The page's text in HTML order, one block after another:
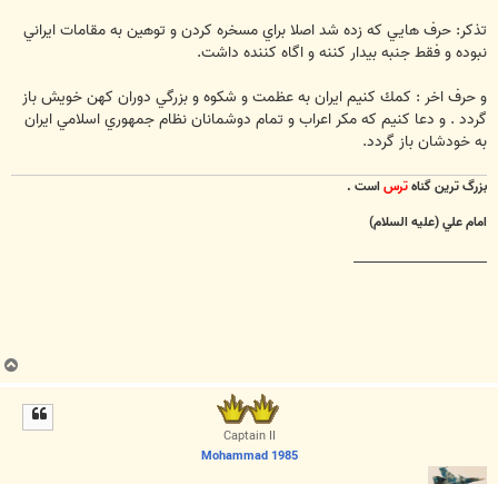
تذكر: حرف هايي كه زده شد اصلا براي مسخره كردن و توهين به مقامات ايراني
نبوده و فقط جنبه بيدار كننه و اگاه كننده داشت.
و حرف اخر : كمك كنيم ايران به عظمت و شكوه و بزرگي دوران كهن خويش باز
گردد . و دعا كنيم كه مكر اعراب و تمام دوشمانان نظام جمهوري اسلامي ايران
به خودشان باز گردد.
بزرگ ترين گناهترس است .
امام علي (عليه السلام)
________________________
Captain II
Mohammad 1985